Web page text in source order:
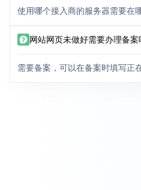
使用哪个接入商的服务器需要在
网站网页未做好需要办理备案
需要备案，可以在备案时填写正